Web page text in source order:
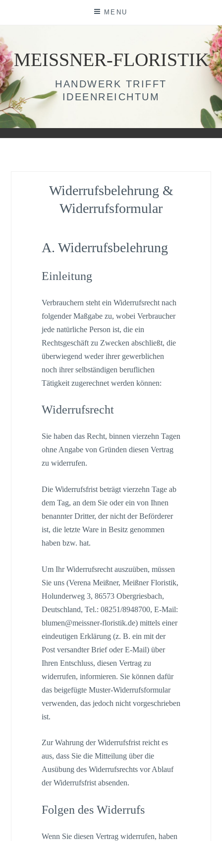
MENU
MEISSNER-FLORISTIK
HANDWERK TRIFFT
IDEENREICHTUM
Widerrufsbelehrung &
Widerrufsformular
A. Widerrufsbelehrung
Einleitung
Verbrauchern steht ein Widerrufsrecht nach
folgender Maßgabe zu, wobei Verbraucher
jede natürliche Person ist, die ein
Rechtsgeschäft zu Zwecken abschließt, die
überwiegend weder ihrer gewerblichen
noch ihrer selbständigen beruflichen
Tätigkeit zugerechnet werden können:
Widerrufsrecht
Sie haben das Recht, binnen vierzehn Tagen
ohne Angabe von Gründen diesen Vertrag
zu widerrufen.
Die Widerrufsfrist beträgt vierzehn Tage ab
dem Tag, an dem Sie oder ein von Ihnen
benannter Dritter, der nicht der Beförderer
ist, die letzte Ware in Besitz genommen
haben bzw. hat.
Um Ihr Widerrufsrecht auszuüben, müssen
Sie uns (Verena Meißner, Meißner Floristik,
Holunderweg 3, 86573 Obergriesbach,
Deutschland, Tel.: 08251/8948700, E-Mail:
blumen@meissner-floristik.de) mittels einer
eindeutigen Erklärung (z. B. ein mit der
Post versandter Brief oder E-Mail) über
Ihren Entschluss, diesen Vertrag zu
widerrufen, informieren. Sie können dafür
das beigefügte Muster-Widerrufsformular
verwenden, das jedoch nicht vorgeschrieben
ist.
Zur Wahrung der Widerrufsfrist reicht es
aus, dass Sie die Mitteilung über die
Ausübung des Widerrufsrechts vor Ablauf
der Widerrufsfrist absenden.
Folgen des Widerrufs
Wenn Sie diesen Vertrag widerrufen, haben